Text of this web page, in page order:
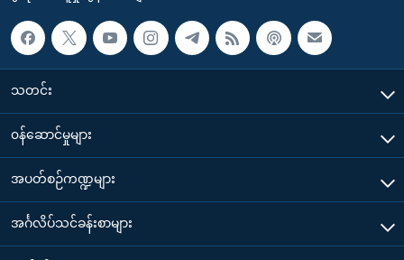
သတင်း
၀န်ဆောင်မှုများ
အပတ်စဉ်ကဏ္ဍများ
အင်္ဂလိပ်သင်ခန်းစာများ